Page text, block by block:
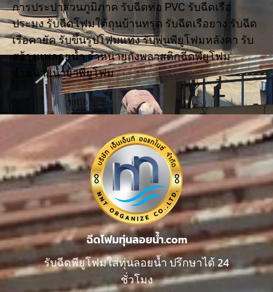
การประปาส่วนภูมิภาค รับฉีดท่อ PVC รับฉีดเรือ
ประมง รับฉีดโฟมใต้ถุนบ้านทรุด รับฉีดเรือยาง รับฉีด
เรือคายัค รับขึ้นรูปโฟมแท่ง รับพ่นพียูโฟมหลังคา รับ
สร้างแพลอยน้ำ จำหน่ายถังพลาสติกฉีดพียูโฟม
จำหน่ายน้ำยาพียูโฟม
ฉีดโฟมทุ่นลอยน้ำ.com
รับฉีดพียูโฟมใส่ทุ่นลอยน้ำ ปรึกษาได้ 24
ชั่วโมง